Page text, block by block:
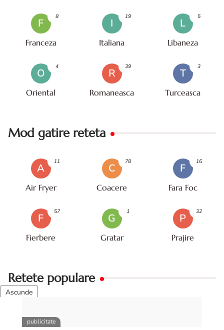
F
Franceza
8
I
Italiana
19
L
Libaneza
5
O
Oriental
4
R
Romaneasca
39
T
Turceasca
3
Mod gatire reteta
A
Air Fryer
11
C
Coacere
78
F
Fara Foc
16
F
Fierbere
57
G
Gratar
1
P
Prajire
32
Retete populare